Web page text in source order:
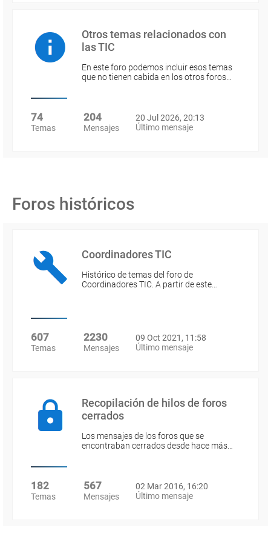
Otros temas relacionados con
las TIC
En este foro podemos incluir esos temas
que no tienen cabida en los otros foros…
74
Temas
204
Mensajes
20 Jul 2026, 20:13
Último mensaje
Foros históricos
Coordinadores TIC
Histórico de temas del foro de
Coordinadores TIC. A partir de este…
607
Temas
2230
Mensajes
09 Oct 2021, 11:58
Último mensaje
Recopilación de hilos de foros
cerrados
Los mensajes de los foros que se
encontraban cerrados desde hace más…
182
Temas
567
Mensajes
02 Mar 2016, 16:20
Último mensaje